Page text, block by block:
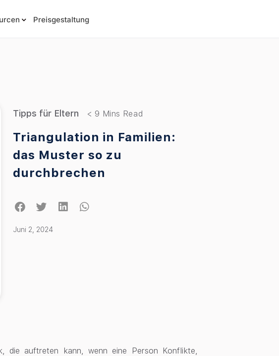
Preisgestaltung
Tipps für Eltern
Triangulation in Familien:
das Muster so zu
durchbrechen
Juni 2, 2024
die auftreten kann, wenn eine Person Konflikte,